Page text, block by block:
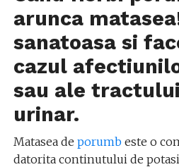
arunca
sanatoasa si
cazul
sau ale
urinar.
Matasea de porumb este o
datorita continutului de